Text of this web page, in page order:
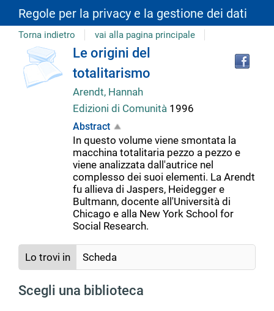
Regole per la privacy e la gestione dei dati
Torna indietro vai alla pagina principale
Dettaglio
del
documento
Le origini del
totalitarismo
Arendt, Hannah
Edizioni di Comunità 1996
Abstract
In questo volume viene smontata la
macchina totalitaria pezzo a pezzo e
viene analizzata dall'autrice nel
complesso dei suoi elementi. La Arendt
fu allieva di Jaspers, Heidegger e
Bultmann, docente all'Università di
Chicago e alla New York School for
Social Research.
Lo trovi in Scheda
Scegli una biblioteca